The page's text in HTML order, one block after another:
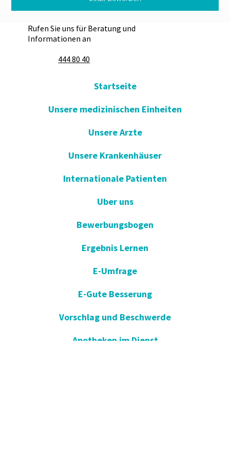
Rufen Sie uns für Beratung und
Informationen an
444 80 40
Startseite
Unsere medizinischen Einheiten
Unsere Arzte
Unsere Krankenhäuser
Internationale Patienten
Uber uns
Bewerbungsbogen
Ergebnis Lernen
E-Umfrage
E-Gute Besserung
Vorschlag und Beschwerde
Apotheken im Dienst